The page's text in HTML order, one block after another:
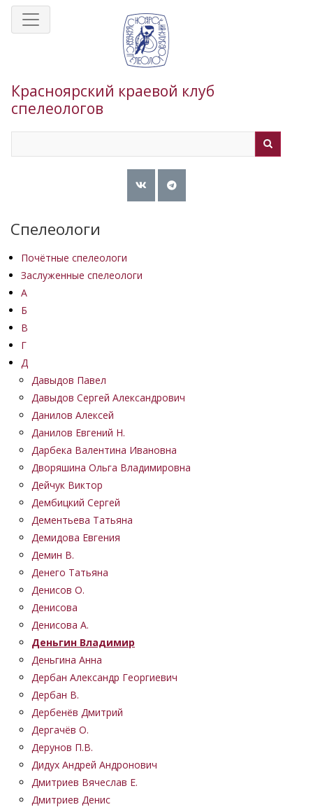
Перейти
Красноярский краевой клуб
спелеологов
Спелеологи
Почётные спелеологи
Заслуженные спелеологи
А
Б
В
Г
Д
Давыдов Павел
Давыдов Сергей Александрович
Данилов Алексей
Данилов Евгений Н.
Дарбека Валентина Ивановна
Дворяшина Ольга Владимировна
Дейчук Виктор
Дембицкий Сергей
Дементьева Татьяна
Демидова Евгения
Демин В.
Денего Татьяна
Денисов О.
Денисова
Денисова А.
Деньгин Владимир
Деньгина Анна
Дербан Александр Георгиевич
Дербан В.
Дербенёв Дмитрий
Дергачёв О.
Дерунов П.В.
Дидух Андрей Андронович
Дмитриев Вячеслав Е.
Дмитриев Денис